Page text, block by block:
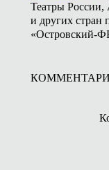
Театры
и других
«Островский-